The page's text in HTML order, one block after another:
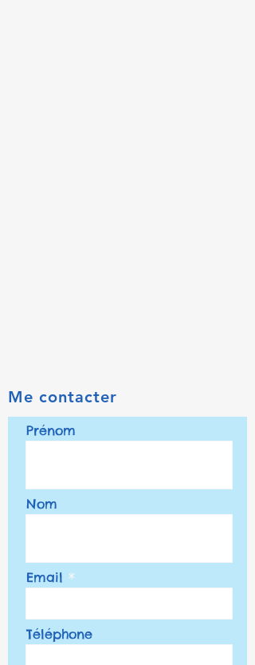
Me contacter
Prénom
Nom
Email
Téléphone